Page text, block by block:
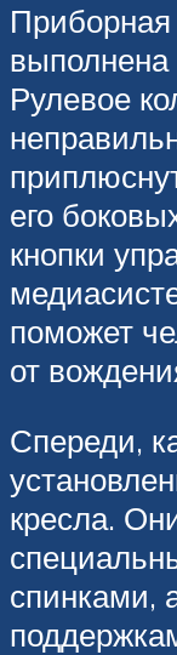
Приборная
Рулевое
его
кнопки
поможет
от
Спереди,
кресла.
спинками,